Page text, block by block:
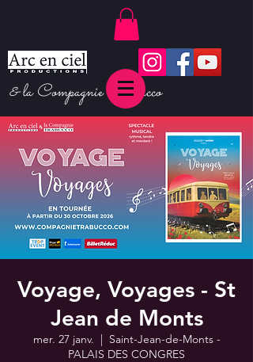
& la Compagnie Trabucco
Voyage, Voyages - St
Jean de Monts
mer. 27 janv.
  |
Saint-Jean-de-Monts -
PALAIS DES CONGRES